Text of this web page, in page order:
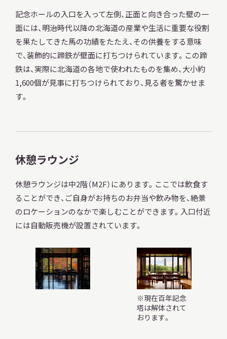
記念ホールの入口を入って左側、正面と向き合った壁の一
面には、明治時代以降の北海道の産業や生活に重要な役割
を果たしてきた馬の功績をたたえ、その供養をする意味
で、装飾的に蹄鉄が壁面に打ちつけられています。この蹄
鉄は、実際に北海道の各地で使われたものを集め、大小約
1,600個が見事に打ちつけられており、見る者を驚かせま
す。
休憩ラウンジ
休憩ラウンジは中2階（M2F）にあります。ここでは飲食す
ることができ、ご自身がお持ちのお弁当や飲み物を、絶景
のロケーションのなかで楽しむことができます。入口付近
には自動販売機が設置されています。
※現在百年記念
塔は解体されて
おります。